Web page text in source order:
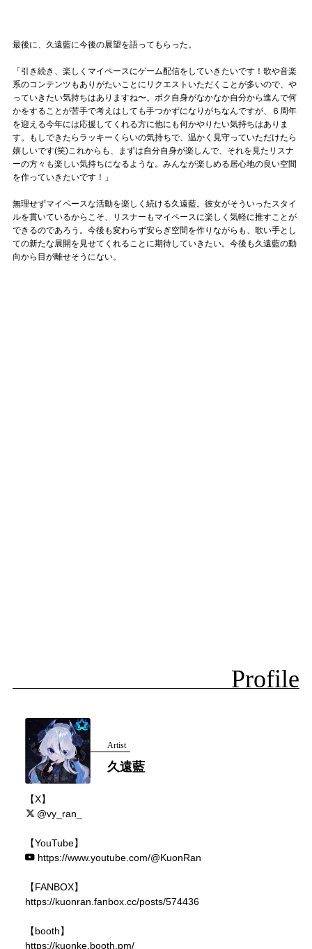
最後に、久遠藍に今後の展望を語ってもらった。
「引き続き、楽しくマイペースにゲーム配信をしていきたいです！歌や音楽
系のコンテンツもありがたいことにリクエストいただくことが多いので、や
っていきたい気持ちはありますね〜。ボク自身がなかなか自分から進んで何
かをすることが苦手で考えはしても手つかずになりがちなんですが、６周年
を迎える今年には応援してくれる方に他にも何かやりたい気持ちはありま
す。もしできたらラッキーくらいの気持ちで、温かく見守っていただけたら
嬉しいです(笑)これからも、まずは自分自身が楽しんで、それを見たリスナ
ーの方々も楽しい気持ちになるような。みんなが楽しめる居心地の良い空間
を作っていきたいです！」
無理せずマイペースな活動を楽しく続ける久遠藍。彼女がそういったスタイ
ルを貫いているからこそ、リスナーもマイペースに楽しく気軽に推すことが
できるのであろう。今後も変わらず安らぎ空間を作りながらも、歌い手とし
ての新たな展開を見せてくれることに期待していきたい。今後も久遠藍の動
向から目が離せそうにない。
Profile
Artist
久遠藍
【X】
@vy_ran_
【YouTube】
https://www.youtube.com/@KuonRan
【FANBOX】
https://kuonran.fanbox.cc/posts/574436
【booth】
https://kuonke.booth.pm/